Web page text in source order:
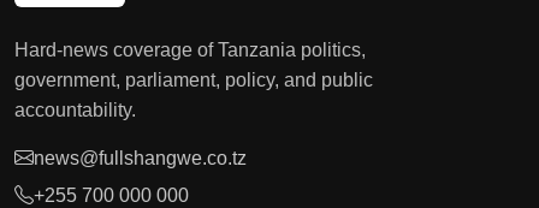
Hard-news coverage of Tanzania politics,
government, parliament, policy, and public
accountability.
news@fullshangwe.co.tz
+255 700 000 000